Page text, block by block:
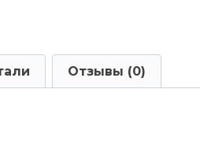
Отзывы (0)